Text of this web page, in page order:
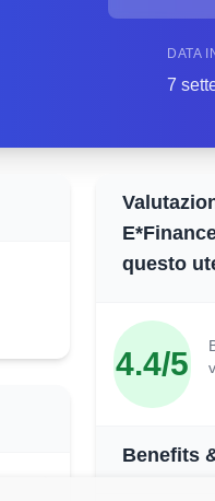
DATA
7
questo
4.4/5
Benefits